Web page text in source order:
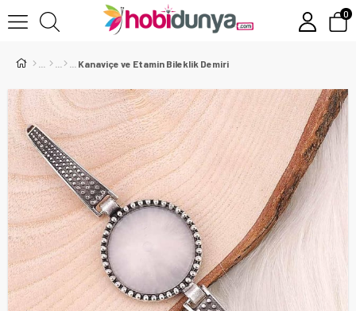
0
Kanaviçe ve Etamin Bileklik Demiri